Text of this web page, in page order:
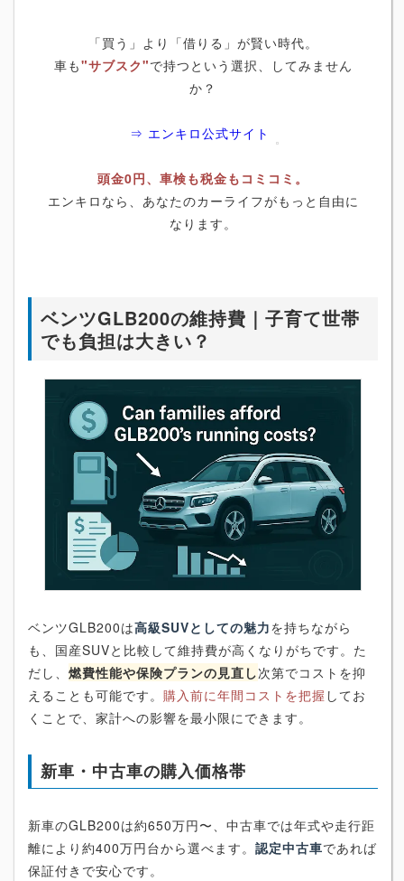
「買う」より「借りる」が賢い時代。
車も"サブスク"で持つという選択、してみません
か？
⇒ エンキロ公式サイト
頭金0円、車検も税金もコミコミ。
エンキロなら、あなたのカーライフがもっと自由に
なります。
ベンツGLB200の維持費｜子育て世帯
でも負担は大きい？
ベンツGLB200は高級SUVとしての魅力を持ちながら
も、国産SUVと比較して維持費が高くなりがちです。た
だし、 燃費性能や保険プランの見直し次第でコストを抑
えることも可能です。 購入前に年間コストを把握 してお
くことで、家計への影響を最小限にできます。
新車・中古車の購入価格帯
新車のGLB200は約650万円〜、中古車では年式や走行距
離により約400万円台から選べます。 認定中古車であれば
保証付きで安心です。